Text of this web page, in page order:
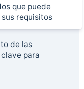
que puede
requisitos
de las
para